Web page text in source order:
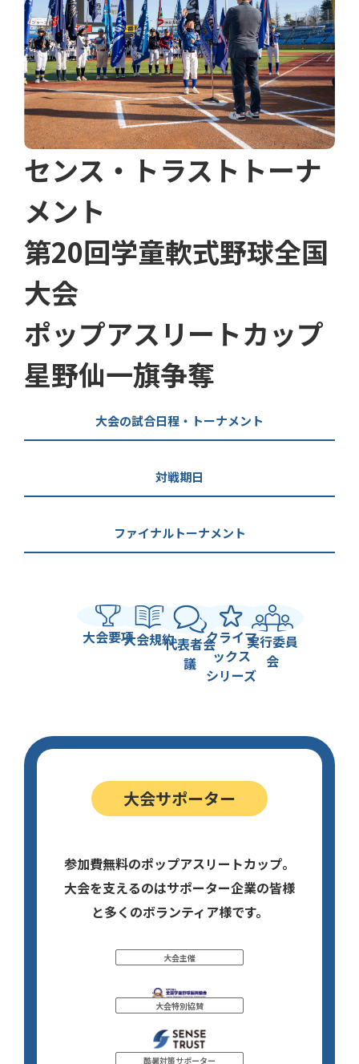
センス・トラストトーナ
メント
第20回学童軟式野球全国
大会
ポップアスリートカップ
星野仙一旗争奪
大会の試合日程・トーナメント
対戦期日
ファイナルトーナメント
大会要項大会規約代表者会
議
クライマ
ックス
シリーズ
実行委員
会
大会サポーター
参加費無料のポップアスリートカップ。
大会を支えるのはサポーター企業の皆様
と多くのボランティア様です。
大会主催
大会特別協賛
酷暑対策サポーター